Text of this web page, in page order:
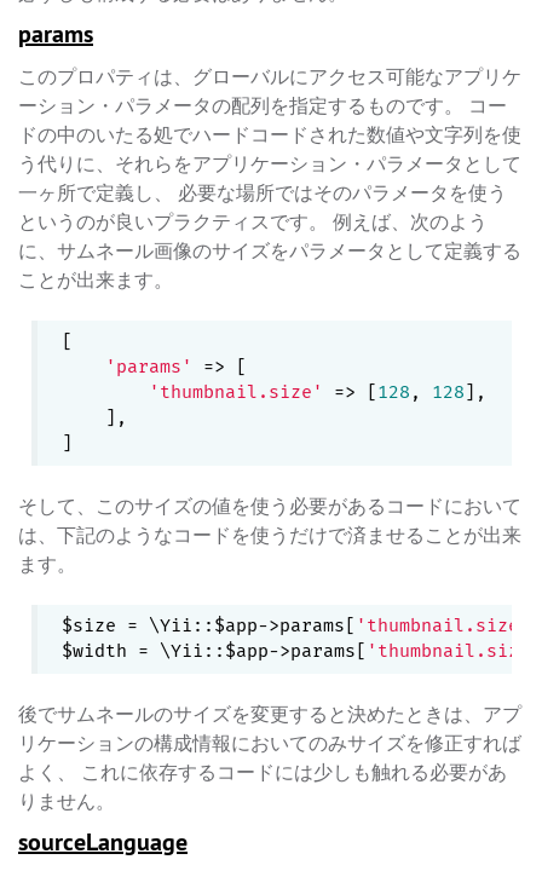
params
このプロパティは、グローバルにアクセス可能なアプリケ
ーション・パラメータの配列を指定するものです。 コー
ドの中のいたる処でハードコードされた数値や文字列を使
う代りに、それらをアプリケーション・パラメータとして
一ヶ所で定義し、 必要な場所ではそのパラメータを使う
というのが良いプラクティスです。 例えば、次のよう
に、サムネール画像のサイズをパラメータとして定義する
ことが出来ます。
[
'params'
=> [
'thumbnail.size'
=> [128 , 128],
    ],
そして、このサイズの値を使う必要があるコードにおいて
は、下記のようなコードを使うだけで済ませることが出来
ます。
$size = \Yii::$app->params[ 'thumbnail.size'
$width = \Yii::$app->params[ 'thumbnail.size'
後でサムネールのサイズを変更すると決めたときは、アプ
リケーションの構成情報においてのみサイズを修正すれば
よく、 これに依存するコードには少しも触れる必要があ
りません。
sourceLanguage